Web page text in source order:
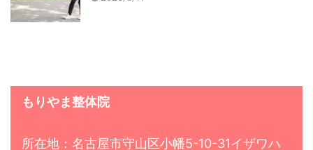
もりやま整体院
所在地：名古屋市守山区小幡5-10-31イザワハ